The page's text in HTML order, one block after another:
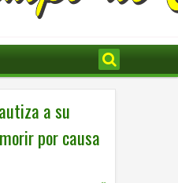
a su
por causa